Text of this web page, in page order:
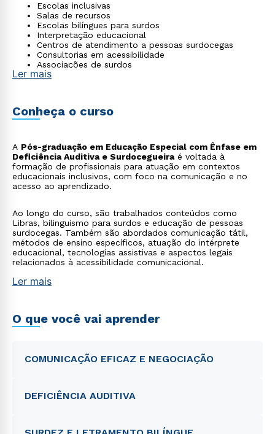
Escolas inclusivas
Salas de recursos
Escolas bilíngues para surdos
Interpretação educacional
Centros de atendimento a pessoas surdocegas
Consultorias em acessibilidade
Associações de surdos
Ler mais
Conheça o curso
A Pós-graduação em Educação Especial com Ênfase em
Deficiência Auditiva e Surdocegueiraé voltada à
formação de profissionais para atuação em contextos
educacionais inclusivos, com foco na comunicação e no
acesso ao aprendizado.
Ao longo do curso, são trabalhados conteúdos como
Libras, bilinguismo para surdos e educação de pessoas
surdocegas. Também são abordados comunicação tátil,
métodos de ensino específicos, atuação do intérprete
educacional, tecnologias assistivas e aspectos legais
relacionados à acessibilidade comunicacional.
Ler mais
O que você vai aprender
COMUNICAÇÃO EFICAZ E NEGOCIAÇÃO
DEFICIÊNCIA AUDITIVA